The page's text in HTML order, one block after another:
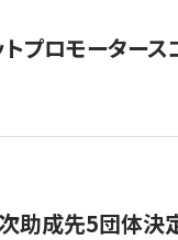
トプロモーター
次助成先5団体決